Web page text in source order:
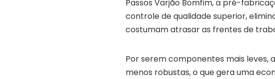
Passos Varjão Bomfim, a pré-
controle de qualidade superior,
costumam atrasar as frentes de
Por serem componentes mais leves,
menos robustas, o que gera uma